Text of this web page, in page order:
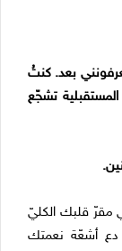
بعد. كنتُ
تشجّع
مقرّ قلبك الكليّ
دع أشعّة نعمتك